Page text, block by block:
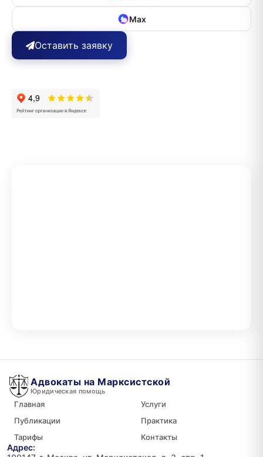
Max
Оставить заявку
Адвокаты на Марксистской
Юридическая помощь
Главная
Услуги
Публикации
Практика
Тарифы
Контакты
Адрес: